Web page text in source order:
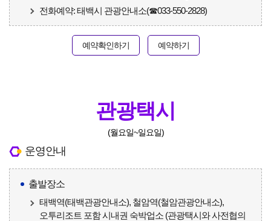
전화예약: 태백시 관광안내소(☎033-550-2828)
예약확인하기 예약하기
관광택시
(월요일~일요일)
운영안내
출발장소
태백역(태백관광안내소), 철암역(철암관광안내소),
오투리조트 포함 시내권 숙박업소 (관광택시와 사전협의